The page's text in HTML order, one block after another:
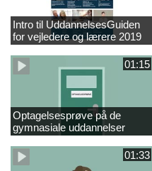
Intro til UddannelsesGuiden
for vejledere og lærere 2019
01:15
Optagelsesprøve på de
gymnasiale uddannelser
01:33